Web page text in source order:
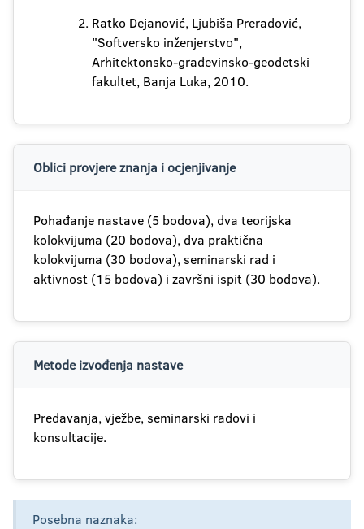
Ratko Dejanović, Ljubiša Preradović,
"Softversko inženjerstvo",
Arhitektonsko-građevinsko-geodetski
fakultet, Banja Luka, 2010.
Oblici provjere znanja i ocjenjivanje
Pohađanje nastave (5 bodova), dva teorijska
kolokvijuma (20 bodova), dva praktična
kolokvijuma (30 bodova), seminarski rad i
aktivnost (15 bodova) i završni ispit (30 bodova).
Metode izvođenja nastave
Predavanja, vježbe, seminarski radovi i
konsultacije.
Posebna naznaka: